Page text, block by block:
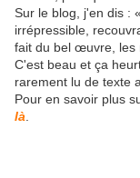
Sur le blog, j'en dis :
irrépressible,
fait du bel œuvre, les
C'est beau et ça
rarement lu de texte
Pour en savoir plus
là